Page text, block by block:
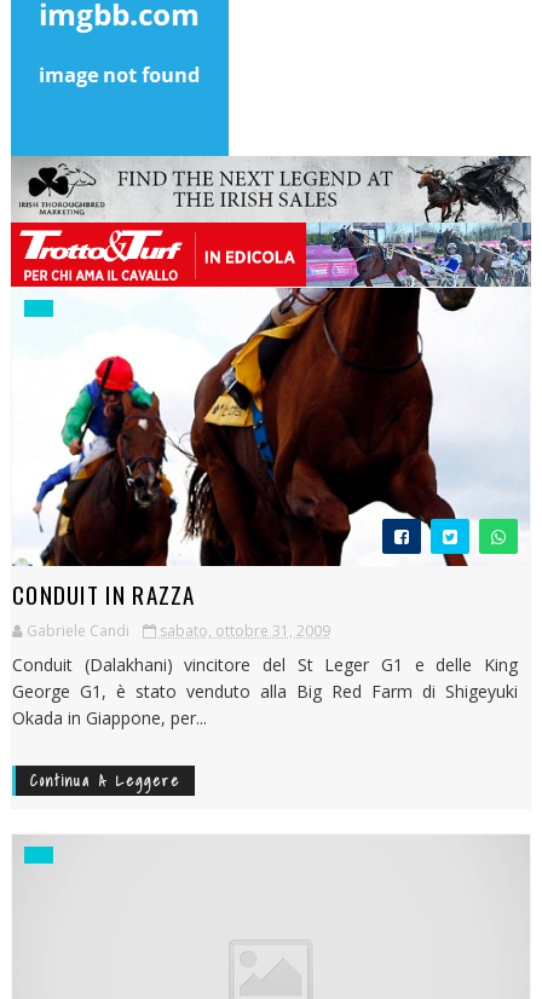
CONDUIT IN RAZZA
Gabriele Candi sabato, ottobre 31, 2009
Conduit (Dalakhani) vincitore del St Leger G1 e delle King
George G1, è stato venduto alla Big Red Farm di Shigeyuki
Okada in Giappone, per...
Continua A Leggere